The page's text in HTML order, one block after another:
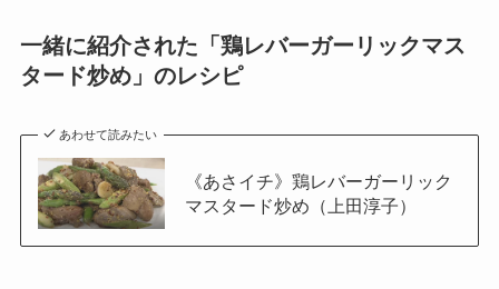
一緒に紹介された「 鶏レバーガーリックマス
タード炒め」のレシピ
あわせて読みたい
《あさイチ》鶏レバーガーリック
マスタード炒め（上田淳子）